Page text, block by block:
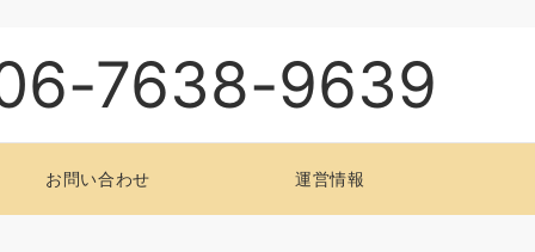
7638-9639
お問い合わせ 運営情報